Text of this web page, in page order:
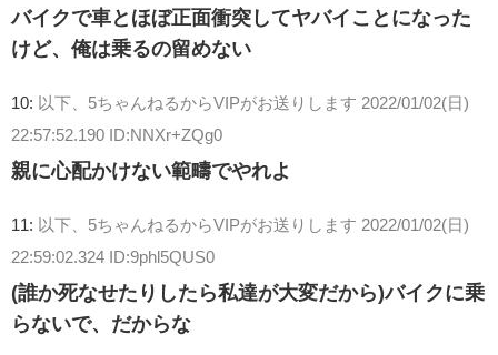
バイクで車とほぼ正面衝突してヤバイことになった
けど、俺は乗るの留めない
10: 以下、5ちゃんねるからVIPがお送りします 2022/01/02(日)
22:57:52.190 ID:NNXr+ZQg0
親に心配かけない範疇でやれよ
11: 以下、5ちゃんねるからVIPがお送りします 2022/01/02(日)
22:59:02.324 ID:9phl5QUS0
(誰か死なせたりしたら私達が大変だから)バイクに乗
らないで、だからな